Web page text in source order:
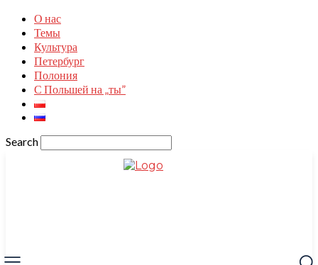
О нас
Темы
Культура
Петербург
Полония
С Польшей на „ты”
Search